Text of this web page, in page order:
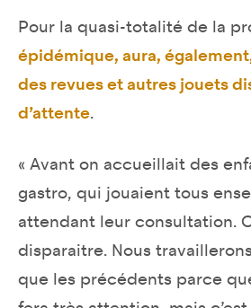
Pour la quasi-totalité de la
épidémique, aura,
des revues et autres jouets
d’attente.
« Avant on accueillait des
gastro, qui jouaient tous
attendant leur consultation.
disparaitre. Nous
que les précédents parce